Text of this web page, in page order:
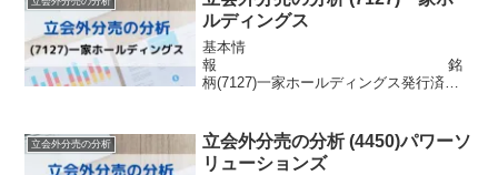
ルディングス
基本情
報 銘
柄(7127)一家ホールディングス発行済株
ダード配当金無配目的株式の流動性の向
上株主優待食事券2500円分...
立会外分売の分析
立会外分売の分析 (4450)パワーソ
リューションズ